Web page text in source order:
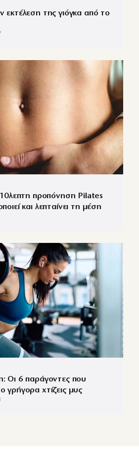
εκτέλεση της γιόγκα από το
10λεπτη προπόνηση Pilates
και λεπταίνει τη μέση
Οι 6 παράγοντες που
γρήγορα χτίζεις μυς